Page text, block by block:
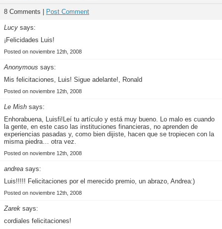
8 Comments | Post Comment
Lucy says:
¡Felicidades Luis!
Posted on noviembre 12th, 2008
Anonymous says:
Mis felicitaciones, Luis! Sigue adelante!, Ronald
Posted on noviembre 12th, 2008
Le Mish says:
Enhorabuena, Luisfi!Leí tu artículo y está muy bueno. Lo malo es cuando
la gente, en este caso las instituciones financieras, no aprenden de
experiencias pasadas y, como bien dijiste, hacen que se tropiecen con la
misma piedra… otra vez.
Posted on noviembre 12th, 2008
andrea says:
Luis!!!!! Felicitaciones por el merecido premio, un abrazo, Andrea:)
Posted on noviembre 12th, 2008
Zarek says:
cordiales felicitaciones!